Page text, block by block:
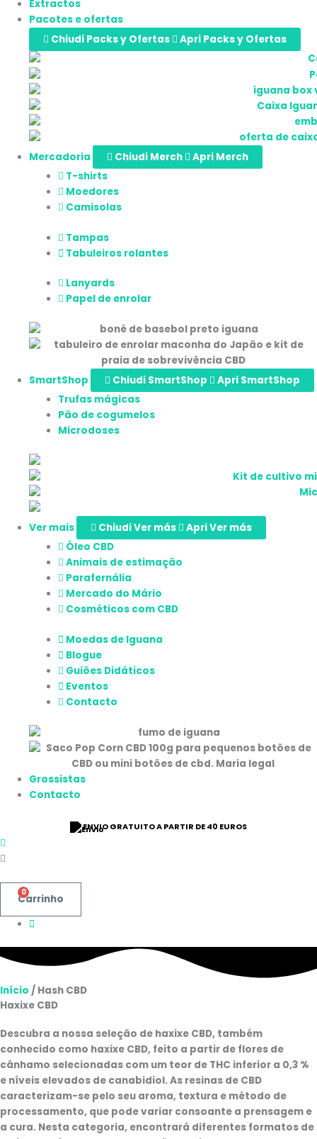
Extractos
Pacotes e ofertas
Chiudi Packs y Ofertas
Apri Packs y Ofertas
Mercadoria Chiudi Merch
Apri Merch
T-shirts
Moedores
Camisolas
Tampas
Tabuleiros rolantes
Lanyards
Papel de enrolar
SmartShop Chiudi SmartShop
Apri SmartShop
Trufas mágicas
Pão de cogumelos
Microdoses
Ver mais Chiudi Ver más
Apri Ver más
Óleo CBD
Animais de estimação
Parafernália
Mercado do Mário
Cosméticos com CBD
Moedas de Iguana
Blogue
Guiões Didáticos
Eventos
Contacto
Grossistas
Contacto
ENVIO GRATUITO A PARTIR DE 40 EUROS
0
Carrinho
Início / Hash CBD
Haxixe CBD
Descubra a nossa seleção de haxixe CBD, também
conhecido como haxixe CBD, feito a partir de flores de
cânhamo selecionadas com um teor de THC inferior a 0,3 %
e níveis elevados de canabidiol. As resinas de CBD
caracterizam-se pelo seu aroma, textura e método de
processamento, que pode variar consoante a prensagem e
a cura. Nesta categoria, encontrará diferentes formatos de